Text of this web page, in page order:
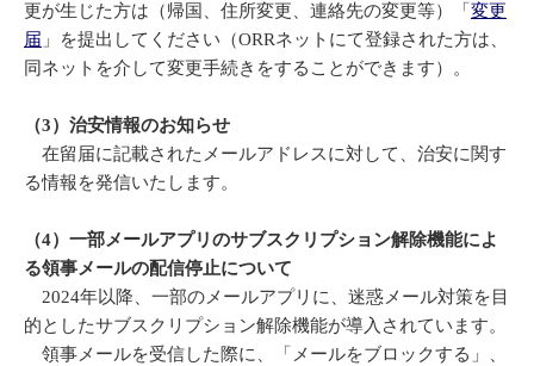
更が生じた方は（帰国、住所変更、連絡先の変更等）「 変更
届 」を提出してください（ORRネットにて登録された方は、
同ネットを介して変更手続きをすることができます）。
（3）治安情報のお知らせ
在留届に記載されたメールアドレスに対して、治安に関す
る情報を発信いたします。
（4）一部メールアプリのサブスクリプション解除機能によ
る領事メールの配信停止について
2024年以降、一部のメールアプリに、迷惑メール対策を目
的としたサブスクリプション解除機能が導入されています。
領事メールを受信した際に、「メールをブロックする」、